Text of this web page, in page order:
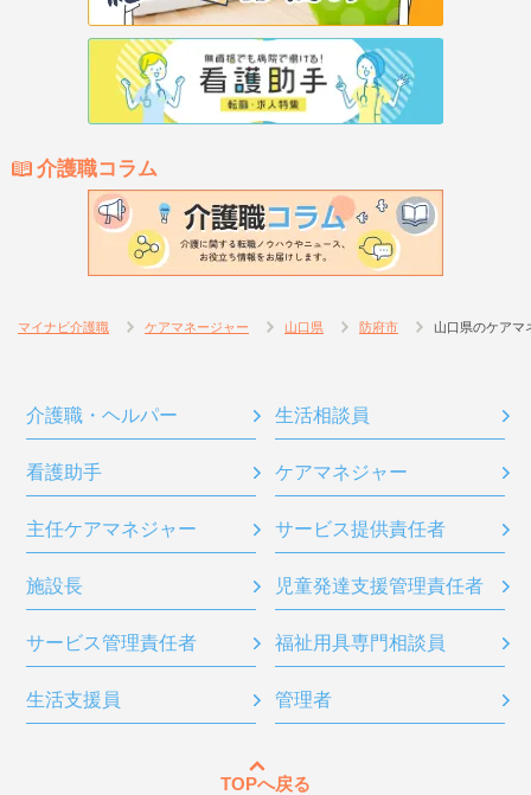
介護職コラム
マイナビ介護職 ケアマネージャー 山口県 防府市 山口県のケアマ
介護職・ヘルパー 生活相談員
看護助手 ケアマネジャー
主任ケアマネジャー サービス提供責任者
施設長 児童発達支援管理責任者
サービス管理責任者 福祉用具専門相談員
生活支援員 管理者
TOPへ戻る